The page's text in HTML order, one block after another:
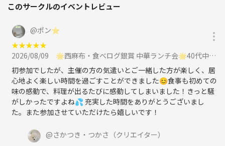
このサークルのイベントレビュー
@ポン⭐︎
★★★★★
2026/08/09
🌟西麻布・食べログ銀賞 中華ランチ会🌟40代中心に参加
初参加でしたが、主催の方の気遣いとご一緒した方が楽しく、居
心地よく楽しい時間を過ごすことができました😊食事も初めての
味の感動で、料理が出るたびに感動してしまいました！きっと騒
がしかったですよね💦 充実した時間をありがとうございまし
た。また参加させていただけたら嬉しいです！
@さかつき・つかさ （クリエイター）